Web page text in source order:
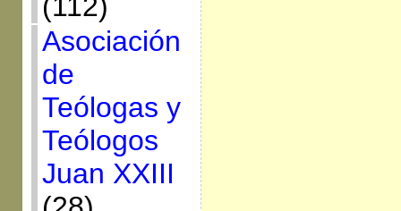
Asociación
de
Teólogas y
Teólogos
Juan XXIII